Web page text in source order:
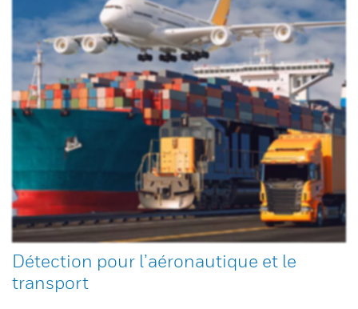
Détection pour l’aéronautique et le
transport